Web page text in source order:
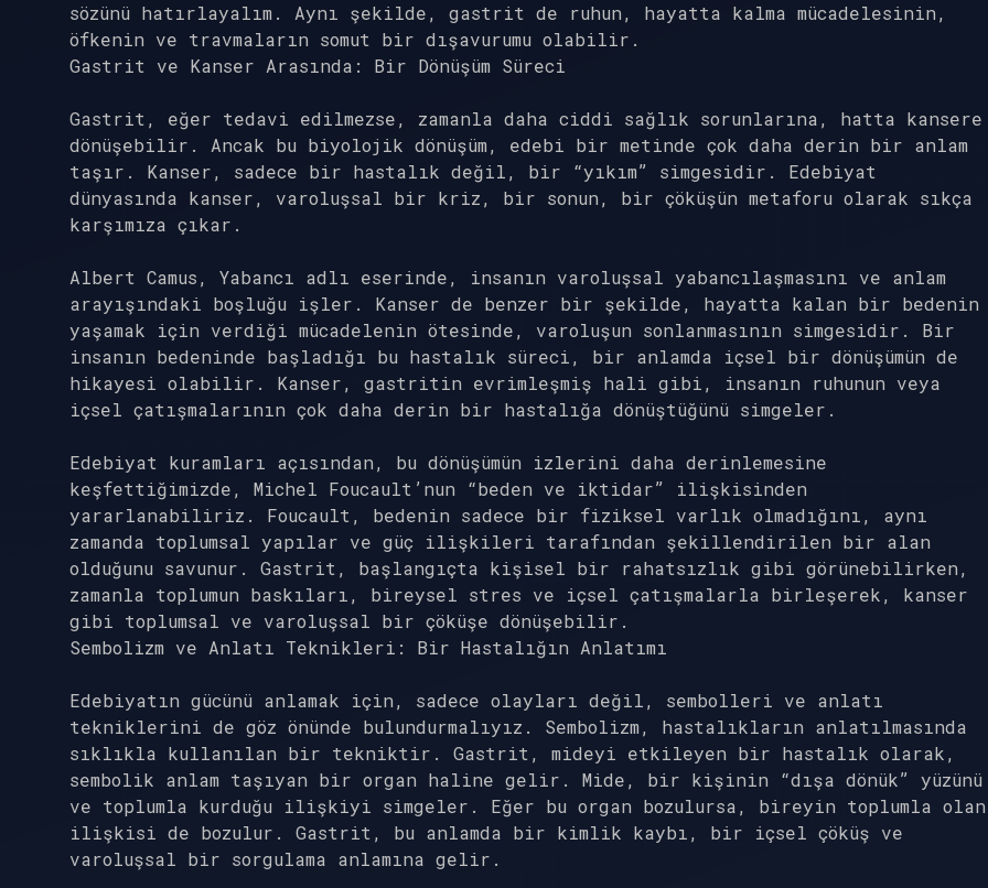
sözünü hatırlayalım. Aynı şekilde, gastrit de ruhun, hayatta kalma mücadelesinin,
öfkenin ve travmaların somut bir dışavurumu olabilir.
Gastrit ve Kanser Arasında: Bir Dönüşüm Süreci
Gastrit, eğer tedavi edilmezse, zamanla daha ciddi sağlık sorunlarına, hatta kansere
dönüşebilir. Ancak bu biyolojik dönüşüm, edebi bir metinde çok daha derin bir anlam
taşır. Kanser, sadece bir hastalık değil, bir “yıkım” simgesidir. Edebiyat
dünyasında kanser, varoluşsal bir kriz, bir sonun, bir çöküşün metaforu olarak sıkça
karşımıza çıkar.
Albert Camus, Yabancı adlı eserinde, insanın varoluşsal yabancılaşmasını ve anlam
arayışındaki boşluğu işler. Kanser de benzer bir şekilde, hayatta kalan bir bedenin
yaşamak için verdiği mücadelenin ötesinde, varoluşun sonlanmasının simgesidir. Bir
insanın bedeninde başladığı bu hastalık süreci, bir anlamda içsel bir dönüşümün de
hikayesi olabilir. Kanser, gastritin evrimleşmiş hali gibi, insanın ruhunun veya
içsel çatışmalarının çok daha derin bir hastalığa dönüştüğünü simgeler.
Edebiyat kuramları açısından, bu dönüşümün izlerini daha derinlemesine
keşfettiğimizde, Michel Foucault’nun “beden ve iktidar” ilişkisinden
yararlanabiliriz. Foucault, bedenin sadece bir fiziksel varlık olmadığını, aynı
zamanda toplumsal yapılar ve güç ilişkileri tarafından şekillendirilen bir alan
olduğunu savunur. Gastrit, başlangıçta kişisel bir rahatsızlık gibi görünebilirken,
zamanla toplumun baskıları, bireysel stres ve içsel çatışmalarla birleşerek, kanser
gibi toplumsal ve varoluşsal bir çöküşe dönüşebilir.
Sembolizm ve Anlatı Teknikleri: Bir Hastalığın Anlatımı
Edebiyatın gücünü anlamak için, sadece olayları değil, sembolleri ve anlatı
tekniklerini de göz önünde bulundurmalıyız. Sembolizm, hastalıkların anlatılmasında
sıklıkla kullanılan bir tekniktir. Gastrit, mideyi etkileyen bir hastalık olarak,
sembolik anlam taşıyan bir organ haline gelir. Mide, bir kişinin “dışa dönük” yüzünü
ve toplumla kurduğu ilişkiyi simgeler. Eğer bu organ bozulursa, bireyin toplumla olan
ilişkisi de bozulur. Gastrit, bu anlamda bir kimlik kaybı, bir içsel çöküş ve
varoluşsal bir sorgulama anlamına gelir.